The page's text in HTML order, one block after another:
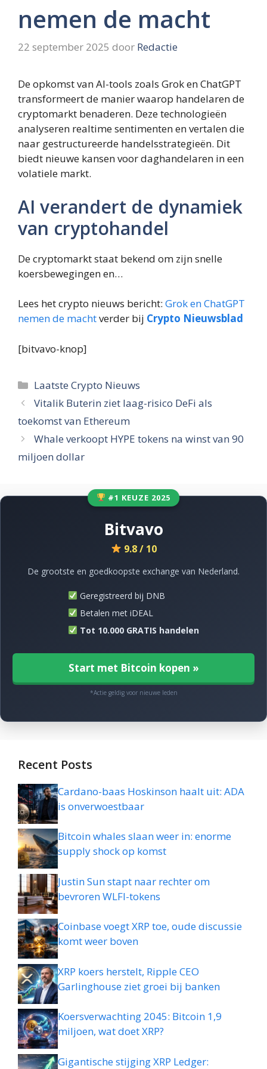
nemen de macht
22 september 2025 door Redactie
De opkomst van AI-tools zoals Grok en ChatGPT
transformeert de manier waarop handelaren de
cryptomarkt benaderen. Deze technologieën
analyseren realtime sentimenten en vertalen die
naar gestructureerde handelsstrategieën. Dit
biedt nieuwe kansen voor daghandelaren in een
volatiele markt.
AI verandert de dynamiek
van cryptohandel
De cryptomarkt staat bekend om zijn snelle
koersbewegingen en…
Lees het crypto nieuws bericht: Grok en ChatGPT
nemen de machtverder bij Crypto Nieuwsblad
[bitvavo-knop]
Categorieën
Laatste Crypto Nieuws
Vitalik Buterin ziet laag-risico DeFi als
toekomst van Ethereum
Whale verkoopt HYPE tokens na winst van 90
miljoen dollar
#1 KEUZE 2025
Bitvavo
9.8 / 10
De grootste en goedkoopste exchange van Nederland.
Geregistreerd bij DNB
Betalen met iDEAL
Tot 10.000 GRATIS handelen
Start met Bitcoin kopen »
*Actie geldig voor nieuwe leden
Recent Posts
Cardano-baas Hoskinson haalt uit: ADA
is onverwoestbaar
Bitcoin whales slaan weer in: enorme
supply shock op komst
Justin Sun stapt naar rechter om
bevroren WLFI-tokens
Coinbase voegt XRP toe, oude discussie
komt weer boven
XRP koers herstelt, Ripple CEO
Garlinghouse ziet groei bij banken
Koersverwachting 2045: Bitcoin 1,9
miljoen, wat doet XRP?
Gigantische stijging XRP Ledger: